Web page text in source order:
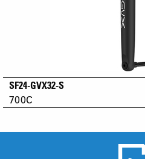
SF24-GVX32-S
700C